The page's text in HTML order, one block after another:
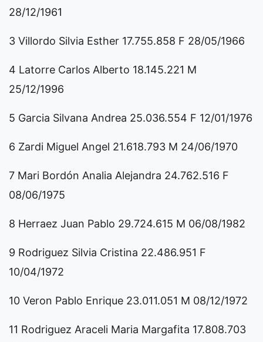
28/12/1961
3 Villordo Silvia Esther 17.755.858 F 28/05/1966
4 Latorre Carlos Alberto 18.145.221 M
25/12/1996
5 Garcia Silvana Andrea 25.036.554 F 12/01/1976
6 Zardi Miguel Angel 21.618.793 M 24/06/1970
7 Mari Bordón Analia Alejandra 24.762.516 F
08/06/1975
8 Herraez Juan Pablo 29.724.615 M 06/08/1982
9 Rodriguez Silvia Cristina 22.486.951 F
10/04/1972
10 Veron Pablo Enrique 23.011.051 M 08/12/1972
11 Rodriguez Araceli Maria Margafita 17.808.703